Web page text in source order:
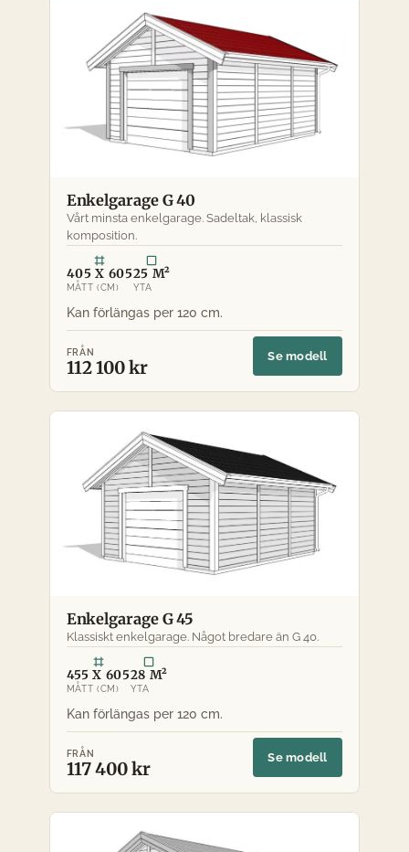
Enkelgarage G 40
Vårt minsta enkelgarage. Sadeltak, klassisk
komposition.
405 X 605
MÅTT (CM)
25 M²
YTA
FRÅN
112 100 kr
Se modell
Enkelgarage G 45
Klassiskt enkelgarage. Något bredare än G 40.
455 X 605
MÅTT (CM)
28 M²
YTA
FRÅN
117 400 kr
Se modell